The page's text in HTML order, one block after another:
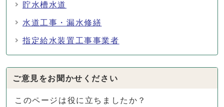
貯水槽水道
水道工事・漏水修繕
指定給水装置工事事業者
ご意見をお聞かせください
このページは役に立ちましたか？